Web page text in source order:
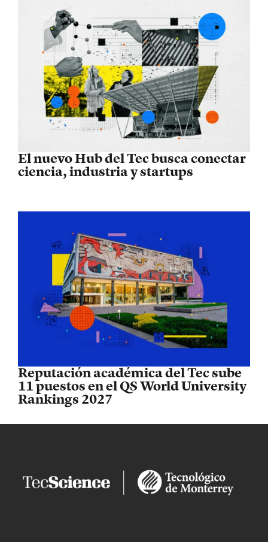
El nuevo Hub del Tec busca conectar
ciencia, industria y startups
Reputación académica del Tec sube
11 puestos en el QS World University
Rankings 2027